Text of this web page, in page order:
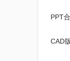
PPT
CAD